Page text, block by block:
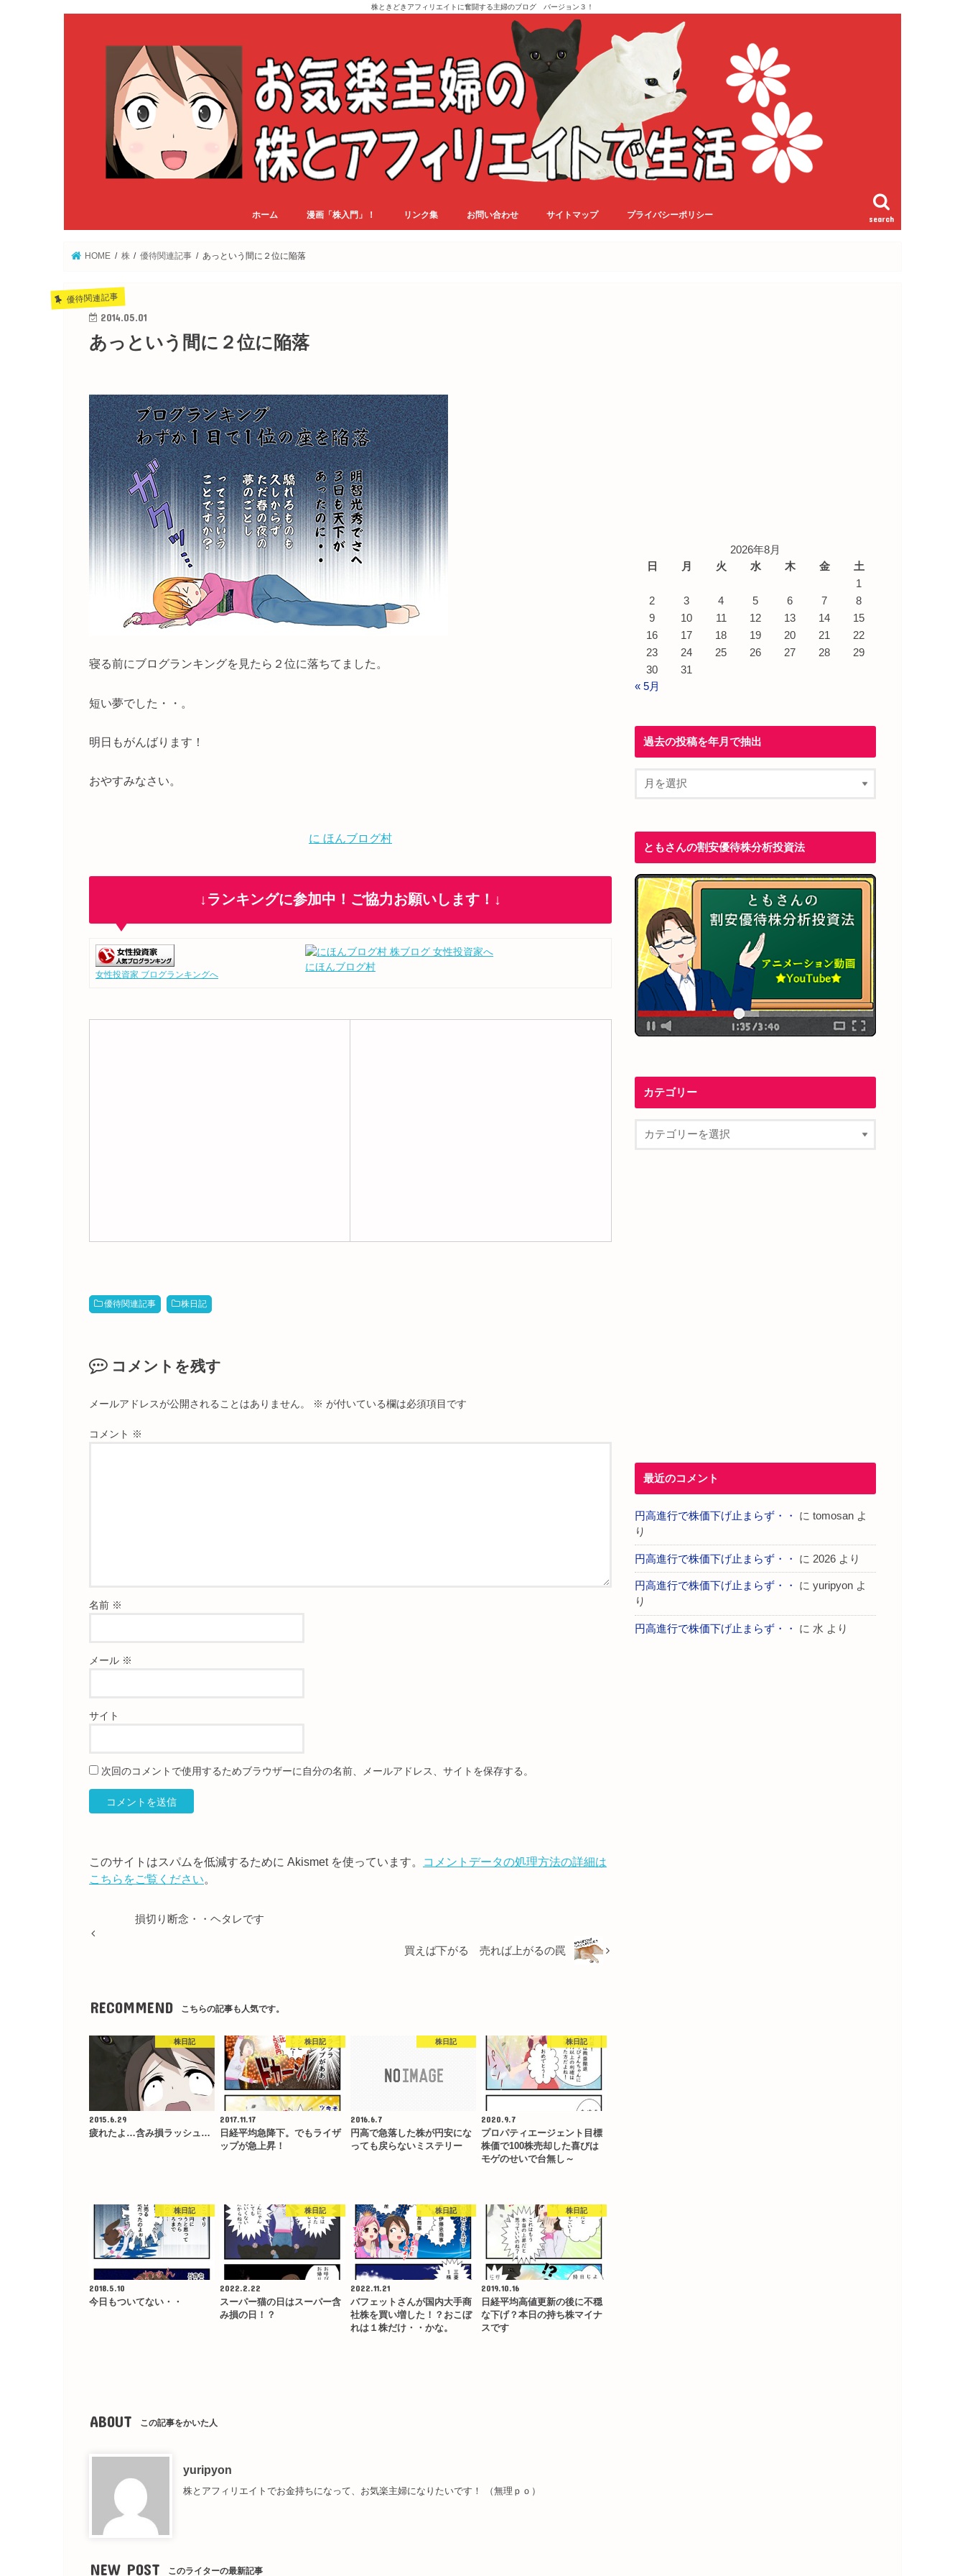
株ときどきアフィリエイトに奮闘する主婦のブログ バージョン３！
search
ホーム 漫画「株入門」！ リンク集 お問い合わせ サイトマップ プライバシーポリシー
HOME 株 優待関連記事 あっという間に２位に陥落
優待関連記事
2014.05.01
あっという間に２位に陥落
寝る前にブログランキングを見たら２位に落ちてました。
短い夢でした・・。
明日もがんばります！
おやすみなさい。
に ほんブログ村
↓ランキングに参加中！ご協力お願いします！↓
女性投資家 ブログランキングへ
にほんブログ村
優待関連記事 株日記
コメントを残す
メールアドレスが公開されることはありません。 ※ が付いている欄は必須項目です
コメント ※
名前 ※
メール ※
サイト
次回のコメントで使用するためブラウザーに自分の名前、メールアドレス、サイトを保存する。
このサイトはスパムを低減するために Akismet を使っています。
コメントデータの処理方法の詳細は
こちらをご覧ください。
損切り断念・・ヘタレです
買えば下がる 売れば上がるの罠
RECOMMEND こちらの記事も人気です。
株日記
2015.6.29
疲れたよ…含み損ラッシュ…
株日記
2017.11.17
日経平均急降下。でもライザ
ップが急上昇！
株日記
2016.6.7
円高で急落した株が円安にな
っても戻らないミステリー
株日記
2020.9.7
プロパティエージェント目標
株価で100株売却した喜びは
モゲのせいで台無し～
株日記
2018.5.10
今日もついてない・・
株日記
2022.2.22
スーパー猫の日はスーパー含
み損の日！？
株日記
2022.11.21
バフェットさんが国内大手商
社株を買い増した！？おこぼ
れは１株だけ・・かな。
株日記
2019.10.16
日経平均高値更新の後に不穏
な下げ？本日の持ち株マイナ
スです
ABOUT この記事をかいた人
yuripyon
株とアフィリエイトでお金持ちになって、お気楽主婦になりたいです！ （無理ｐｏ）
NEW POST このライターの最新記事
2026年8月
日
月 火 水 木 金
土
1
2
3 4 5 6 7
8
9
10 11 12 13 14
15
16
17 18 19 20 21
22
23
24 25 26 27 28
29
30
31
« 5月
過去の投稿を年月で抽出
ともさんの割安優待株分析投資法
カテゴリー
最近のコメント
円高進行で株価下げ止まらず・・ に tomosan よ
り
円高進行で株価下げ止まらず・・ に 2026 より
円高進行で株価下げ止まらず・・ に yuripyon よ
り
円高進行で株価下げ止まらず・・ に 水 より